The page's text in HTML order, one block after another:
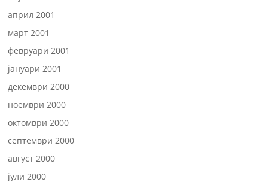
април 2001
март 2001
февруари 2001
јануари 2001
декември 2000
ноември 2000
октомври 2000
септември 2000
август 2000
јули 2000